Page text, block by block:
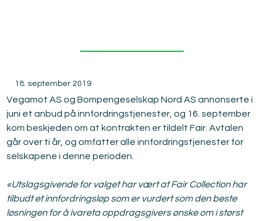
18. september 2019
Vegamot AS og Bompengeselskap Nord AS annonserte i
juni et anbud på innfordringstjenester, og 16. september
kom beskjeden om at kontrakten er tildelt Fair. Avtalen
går over ti år, og omfatter alle innfordringstjenester for
selskapene i denne perioden.
«Utslagsgivende for valget har vært at Fair Collection har
tilbudt et innfordringsløp som er vurdert som den beste
løsningen for å ivareta oppdragsgivers ønske om i størst